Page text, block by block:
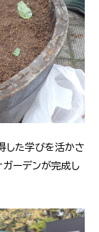
した学びを活かさ
ガーデンが完成し